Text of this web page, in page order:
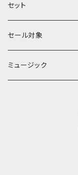
ЖeНoрмаnシリーズ
セット
セール対象
ミュージック